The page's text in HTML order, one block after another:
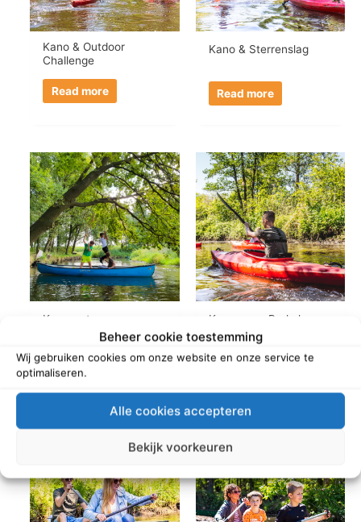
Beheer cookie toestemming
Wij gebruiken cookies om onze website en onze service te
optimaliseren.
Alle cookies accepteren
Bekijk voorkeuren
Kano & Outdoor
Challenge
Read more
Kano & Sterrenslag
Read more
Kanoparty
Read more
Kanovaren Borkel
Read more